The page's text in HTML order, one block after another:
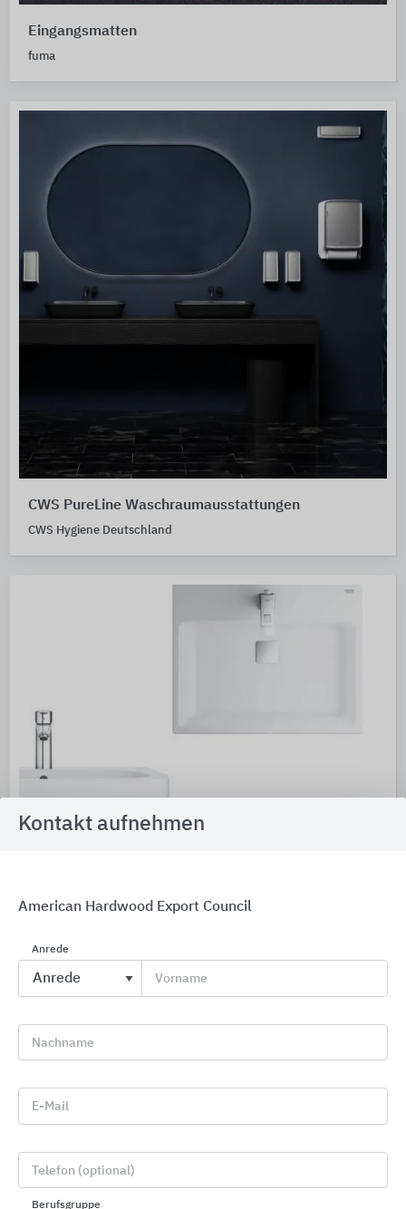
Eingangsmatten
fuma
CWS PureLine Waschraumausstattungen
CWS Hygiene Deutschland
GROHE Badkeramik
Kontakt aufnehmen
American Hardwood Export Council
Anrede
Vorname
Nachname
E-Mail
Telefon (optional)
Berufsgruppe